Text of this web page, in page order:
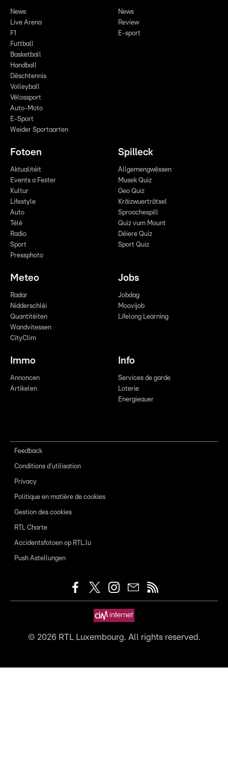
News
Live Arena
F1
Futtball
Basketball
Handball
Dëschtennis
Volleyball
Vëlossport
Auto-Moto
E-Sport
Weider Sportaarten
News
Review
E-sport
Fotoen
Aktualitéit
Events a Fester
Kultur
Lifestyle
Auto
Télé
Radio
Sport
Pressphoto
Spilleck
Allgemengwëssen
Musek Quiz
Geo Quiz
Kräizwuerträtsel
Sproochespill
Quiz vum Mount
Déiere Quiz
Sport Quiz
Meteo
Radar
Nidderschléi
Quantitéiten
Wandvitessen
CityClim
Jobs
Jobdag
Moovijob
Lifelong Learning
Immo
Annoncen
Artikelen
Info
Services de garde
Loterie
Energieauer
Feedback
Conditions d'utilisation
Privacy
Politique en matière de cookies
Gestion des cookies
RTL Charte
Accidentsfotoen op RTL.lu
Push Astellungen
© 2026RTL Luxembourg. All rights reserved.